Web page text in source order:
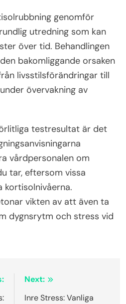
genomför
utredning som kan
över tid. Behandlingen
bakomliggande orsaken
livsstilsförändringar till
övervakning av
testresultat är det
vårdpersonalen om
tar, eftersom vissa
kortisolnivåerna.
vikten av att även ta
dygnsrytm och stress vid
Next:
Inre Stress: Vanliga